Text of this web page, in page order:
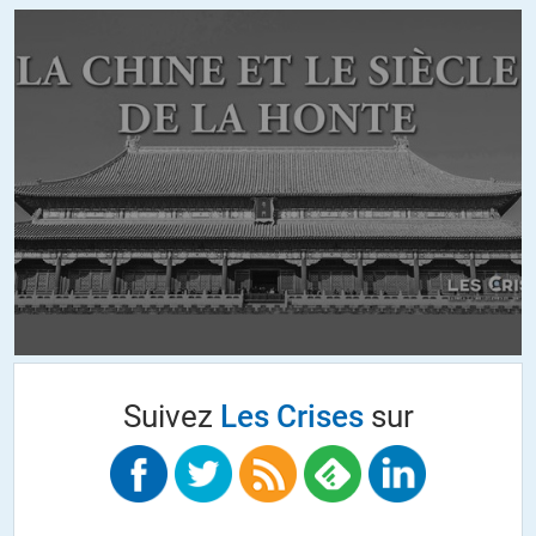
Les pérpétrateurs des attaques du 11 Septembre , quels qu’ils
soient, n’auraient pas lancé l’éxécution de leur complot sous le
mandat d’un type comme Trump. Impossible.
Il fallait impérativement que le président en exercice soit un pantin,
comme l’a été George Bush II.
Ou alors, auparavant, ils auraient incapacité ou écarté un président
de la trempe de Donald Trump.
+3 ALERTER
Ainsi décantés, les faits parlent, et disent que Bush et son
gouvernement n’ont pas fait TOUT leur possible pour déjouer le 911,
en particulierappliquer le principe de précaution . Qu’ils n’aient pas
Suivez Les Crisessur